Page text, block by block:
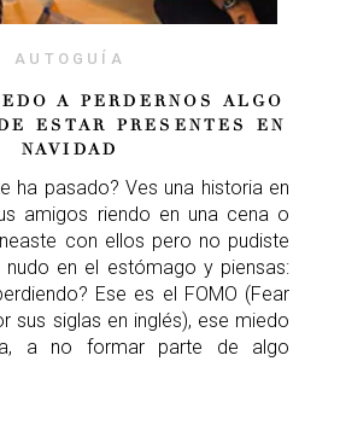
AUTOGUÍA
A PERDERNOS ALGO
ESTAR PRESENTES EN
NAVIDAD
ha pasado? Ves una historia en
amigos riendo en una cena o
con ellos pero no pudiste
nudo en el estómago y piensas:
Ese es el FOMO (Fear
sus siglas en inglés), ese miedo
a no formar parte de algo